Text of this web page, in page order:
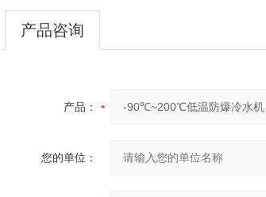
产品咨询
产品：
您的单位：